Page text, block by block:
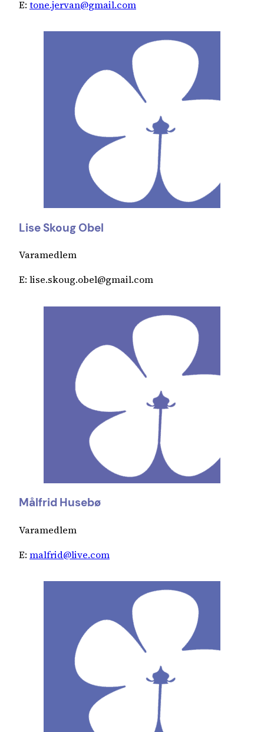
E: tone.jervan@gmail.com
Lise Skoug Obel
Varamedlem
E: lise.skoug.obel@gmail.com
Målfrid Husebø
Varamedlem
E: malfrid@live.com